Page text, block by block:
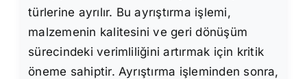
türlerine ayrılır. Bu ayrıştırma işlemi,
malzemenin kalitesini ve geri dönüşüm
sürecindeki verimliliğini artırmak için kritik
öneme sahiptir. Ayrıştırma işleminden sonra,